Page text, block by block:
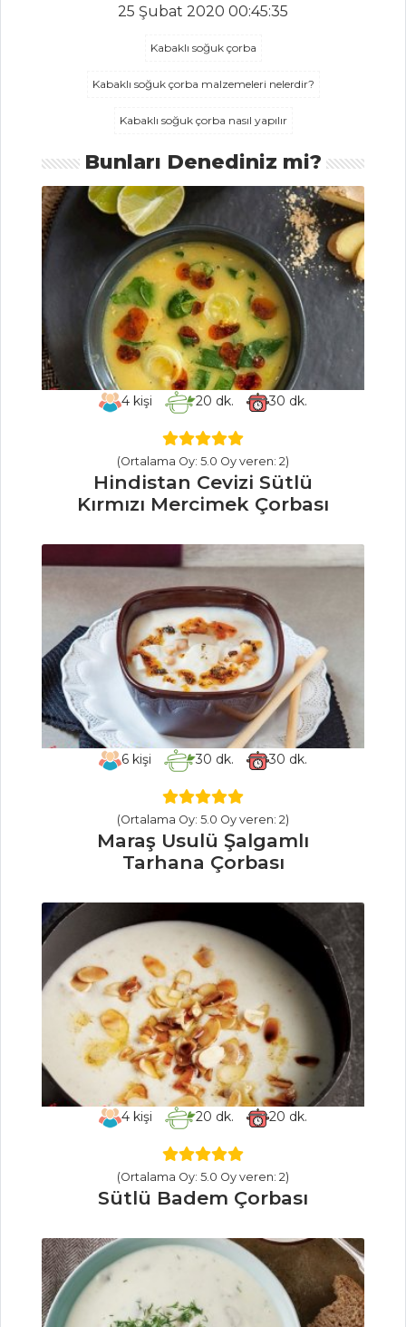
Tüm Tarifleri
MEZELER
Ekmek Üstü
Gurme Karides
Hibeş
Rokalı Haydari
Mezeler Tüm
Tarifleri
SEBZE
Bahçıvan Sandalı
Kaşkarikas
Pizza
Tüm Tarifleri
BALIK
YEMEKLERI
Otlu Ve Susamlı
Levrek
Tereyağında
Kızartılmış Limonlu
Dil Balığı
Tüm Tarifleri
ET YEMEKLERI
Renkli Sebzeli
Soya Soslu Et
ZENCEFİLLİ VE
ENGİNARLI KUZU
ETİ
Mısırlı Köfte
Et Yemekleri Tüm
İÇECEKLER
25 Şubat 2020 00:45:35
Kabaklı soğuk çorba
Kabaklı soğuk çorba malzemeleri nelerdir?
Kabaklı soğuk çorba nasıl yapılır
Bunları Denediniz mi?
4kişi 20 dk. 30 dk.
(Ortalama Oy: 5.0 Oy veren: 2)
Hindistan Cevizi Sütlü
Kırmızı Mercimek Çorbası
6 kişi 30 dk. 30 dk.
(Ortalama Oy: 5.0 Oy veren: 2)
Maraş Usulü Şalgamlı
Tarhana Çorbası
4kişi 20 dk. 20 dk.
(Ortalama Oy: 5.0 Oy veren: 2)
Sütlü Badem Çorbası